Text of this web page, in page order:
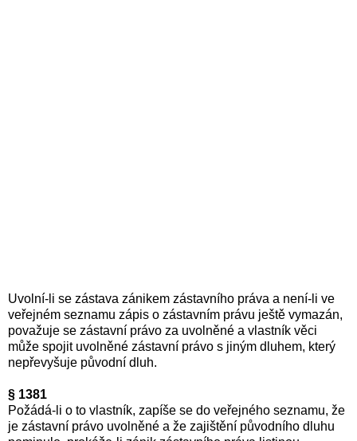
Uvolní-li se zástava zánikem zástavního práva a není-li ve
veřejném seznamu zápis o zástavním právu ještě vymazán,
považuje se zástavní právo za uvolněné a vlastník věci
může spojit uvolněné zástavní právo s jiným dluhem, který
nepřevyšuje původní dluh.
§ 1381
Požádá-li o to vlastník, zapíše se do veřejného seznamu, že
je zástavní právo uvolněné a že zajištění původního dluhu